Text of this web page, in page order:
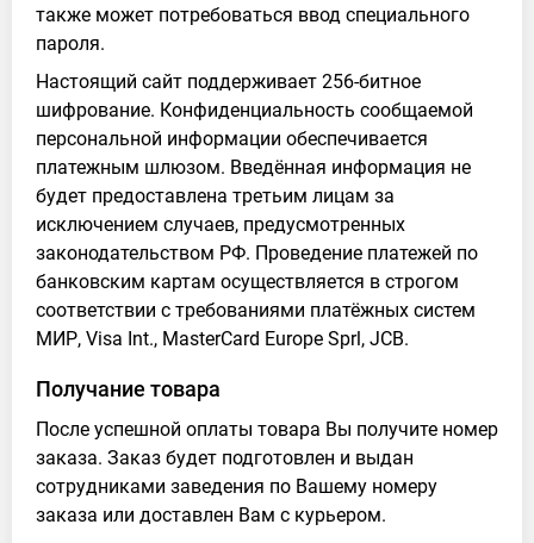
также может потребоваться ввод специального
пароля.
Настоящий сайт поддерживает 256-битное
шифрование. Конфиденциальность сообщаемой
персональной информации обеспечивается
платежным шлюзом. Введённая информация не
будет предоставлена третьим лицам за
исключением случаев, предусмотренных
законодательством РФ. Проведение платежей по
банковским картам осуществляется в строгом
соответствии с требованиями платёжных систем
МИР, Visa Int., MasterCard Europe Sprl, JCB.
Получание товара
После успешной оплаты товара Вы получите номер
заказа. Заказ будет подготовлен и выдан
сотрудниками заведения по Вашему номеру
заказа или доставлен Вам с курьером.